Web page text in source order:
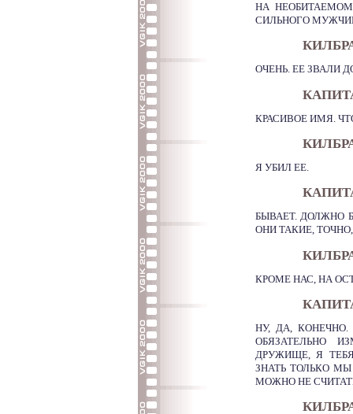
НА
СИЛЬНОГО
ОЧЕНЬ. ЕЕ ЗВАЛИ
КРАСИВОЕ ИМЯ.
Я УБИЛ ЕЕ.
БЫВАЕТ. ДОЛЖНО
ОНИ ТАКИЕ,
КРОМЕ НАС, НА
НУ, ДА,
ОБЯЗАТЕЛЬНО
ДРУЖИЩЕ, Я
ЗНАТЬ ТОЛЬКО
МОЖНО НЕ